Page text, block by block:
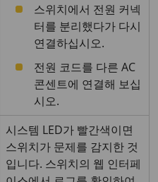
스위치에서 전원 커넥
터를 분리했다가 다시
연결하십시오.
전원 코드를 다른 AC
콘센트에 연결해 보십
시오.
시스템 LED가 빨간색이면
스위치가 문제를 감지한 것
입니다. 스위치의 웹 인터페